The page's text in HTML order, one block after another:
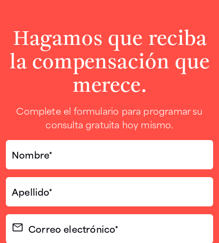
Hagamos que reciba
la compensación que
merece.
Complete el formulario para programar su
consulta gratuita hoy mismo.
Nombre*
(Required)
Apellido*
(Required)
Correo
electrónico